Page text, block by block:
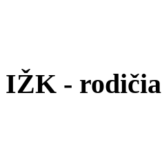
IŽK - rodičia